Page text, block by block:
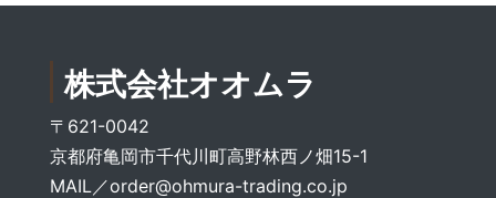
株式会社オオムラ
〒621-0042
京都府亀岡市千代川町高野林西ノ畑15-1
MAIL／order@ohmura-trading.co.jp